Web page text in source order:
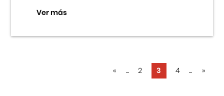
Ver más
« ... 2 3 4 ... »